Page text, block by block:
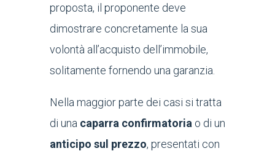
proposta, il proponente deve
dimostrare concretamente la sua
volontà all’acquisto dell’immobile,
solitamente fornendo una garanzia.
Nella maggior parte dei casi si tratta
di una caparra confirmatoria o di un
anticipo sul prezzo, presentati con